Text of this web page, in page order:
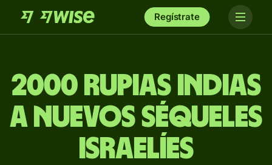
Regístrate
2000 rupias indias
a nuevos séqueles
israelíes